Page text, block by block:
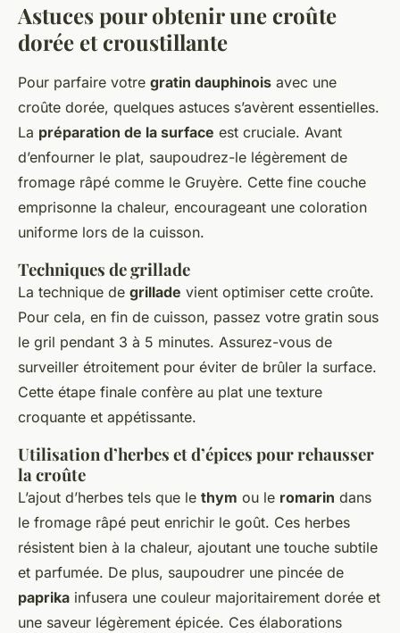
Astuces pour obtenir une croûte
dorée et croustillante
Pour parfaire votre gratin dauphinois avec une
croûte dorée, quelques astuces s’avèrent essentielles.
La préparation de la surface est cruciale. Avant
d’enfourner le plat, saupoudrez-le légèrement de
fromage râpé comme le Gruyère. Cette fine couche
emprisonne la chaleur, encourageant une coloration
uniforme lors de la cuisson.
Techniques de grillade
La technique de grillade vient optimiser cette croûte.
Pour cela, en fin de cuisson, passez votre gratin sous
le gril pendant 3 à 5 minutes. Assurez-vous de
surveiller étroitement pour éviter de brûler la surface.
Cette étape finale confère au plat une texture
croquante et appétissante.
Utilisation d’herbes et d’épices pour rehausser
la croûte
L’ajout d’herbes tels que le thym ou le romarin dans
le fromage râpé peut enrichir le goût. Ces herbes
résistent bien à la chaleur, ajoutant une touche subtile
et parfumée. De plus, saupoudrer une pincée de
paprika infusera une couleur majoritairement dorée et
une saveur légèrement épicée. Ces élaborations